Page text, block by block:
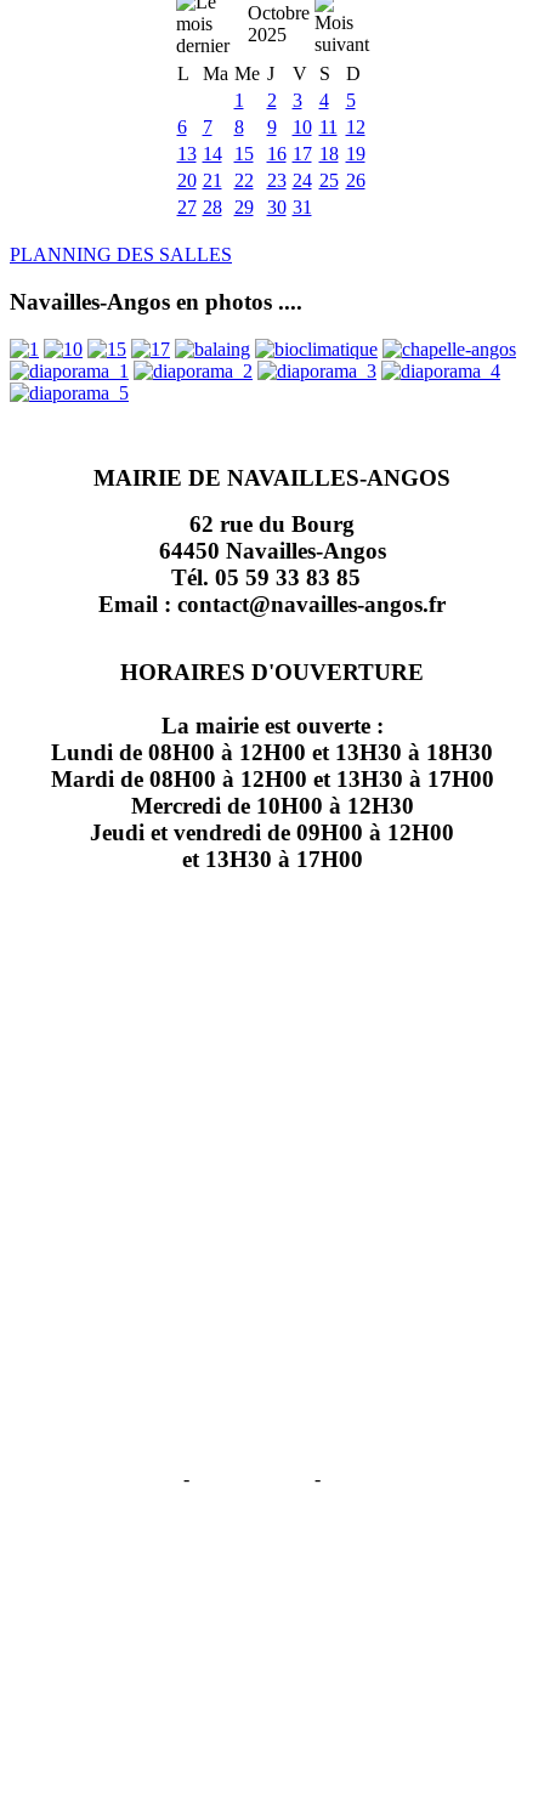
Octobre
2025
L
Ma Me J V S
D
1
2 3 4
5
6
7 8 9 10 11
12
13 14 15 16 17 18 19
20 21 22 23 24 25 26
27 28 29 30 31
PLANNING DES SALLES
Navailles-Angos en photos ....
MAIRIE DE NAVAILLES-ANGOS
62 rue du Bourg
64450 Navailles-Angos
Tél. 05 59 33 83 85
Email : contact@navailles-angos.fr
HORAIRES D'OUVERTURE
La mairie est ouverte :
Lundi de 08H00 à 12H00 et 13H30 à 18H30
Mardi de 08H00 à 12H00 et 13H30 à 17H00
Mercredi de 10H00 à 12H30
Jeudi et vendredi de 09H00 à 12H00
et 13H30 à 17H00
- -